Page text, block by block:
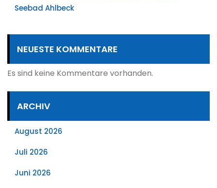
Seebad Ahlbeck
NEUESTE KOMMENTARE
Es sind keine Kommentare vorhanden.
ARCHIV
August 2026
Juli 2026
Juni 2026